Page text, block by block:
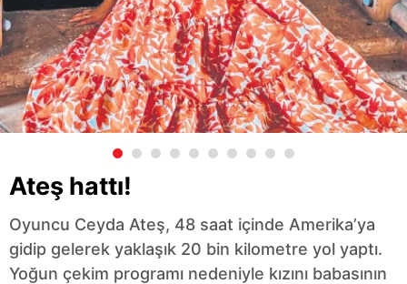
Ateş hattı!
Oyuncu Ceyda Ateş, 48 saat içinde Amerika’ya
gidip gelerek yaklaşık 20 bin kilometre yol yaptı.
Yoğun çekim programı nedeniyle kızını babasının